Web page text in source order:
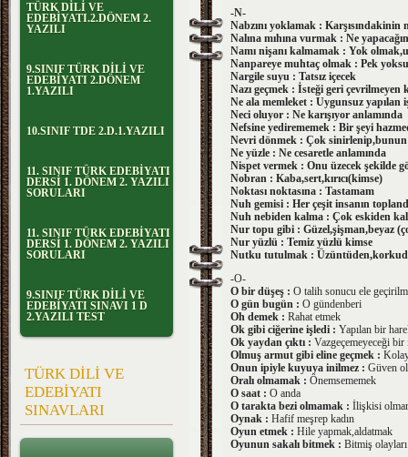
TÜRK DİLİ VE
EDEBİYATI.2.DÖNEM 2.
YAZILI
9.SINIF TÜRK DİLİ VE
EDEBİYATI 2.DÖNEM
1.YAZILI
10.SINIF TDE 2.D.1.YAZILI
11. SINIF TÜRK EDEBİYATI
DERSİ 1. DÖNEM 2. YAZILI
SORULARI
11. SINIF TÜRK EDEBİYATI
DERSİ 1. DÖNEM 2. YAZILI
SORULARI
9.SINIF TÜRK DİLİ VE
EDEBİYATI SINAVI 1 D
2.YAZILI TEST
TÜRK DİLİ VE
EDEBİYATI
SINAVLARI
-N-
Nabzını yoklamak :
Nalına mıhına vurmak : Ne
Namı nişanı kalmamak : Yok
Nanpareye muhtaç olmak : Pek
Nargile suyu : Tatsız içecek
Nazı geçmek : İsteği geri çevrilmeyen
Ne ala memleket : Uygunsuz yapılan
Neci oluyor : Ne karışıyor anlamında
Nefsine yedirememek : Bir şeyi
Nevri dönmek : Çok sinirlenip,bunun
Ne yüzle : Ne cesaretle anlamında
Nispet vermek : Onu üzecek şekilde
Nobran : Kaba,sert,kırıcı(kimse)
Noktası noktasına : Tastamam
Nuh gemisi : Her çeşit insanın
Nuh nebiden kalma : Çok eskiden
Nur topu gibi : Güzel,şişman,beyaz
Nur yüzlü : Temiz yüzlü kimse
Nutku tutulmak :
-O-
O bir düşeş : O talih sonucu ele
O gün bugün : O gündenberi
Oh demek : Rahat etmek
Ok gibi ciğerine işledi : Yapılan bir
Ok yaydan çıktı : Vazgeçemeyeceği
Olmuş armut gibi eline geçmek :
Onun ipiyle kuyuya inilmez : Güven
Oralı olmamak : Önemsememek
O saat : O anda
O tarakta bezi olmamak : İlişkisi
Oynak : Hafif meşrep kadın
Oyun etmek : Hile yapmak,aldatmak
Oyunun sakalı bitmek : Bitmiş